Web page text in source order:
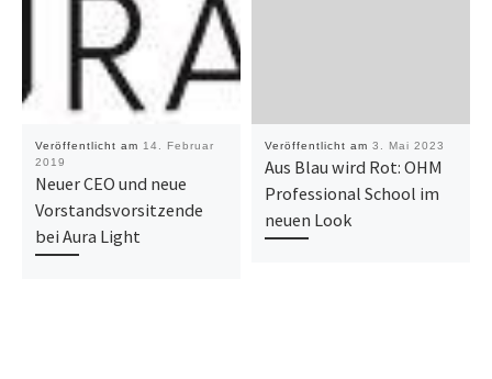
Veröffentlicht am 14. Februar
2019
Neuer CEO und neue
Vorstandsvorsitzende
bei Aura Light
Veröffentlicht am 3. Mai 2023
Aus Blau wird Rot: OHM
Professional School im
neuen Look